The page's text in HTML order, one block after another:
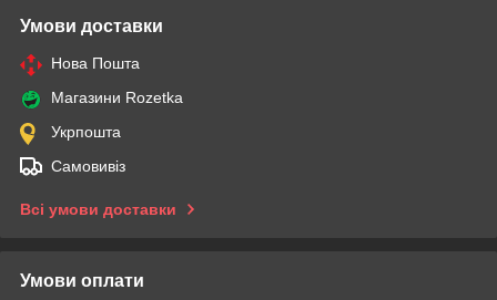
Умови доставки
Нова Пошта
Магазини Rozetka
Укрпошта
Самовивіз
Всі умови доставки
Умови оплати